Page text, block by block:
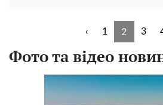
‹ 1 2 3
Фото та відео